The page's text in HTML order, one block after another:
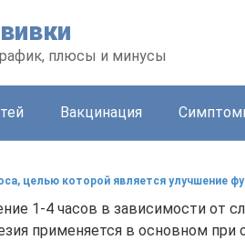
плюсы и минусы
Вакцинация
целью которой является улучшение
1-4 часов в зависимости от
применяется в основном при